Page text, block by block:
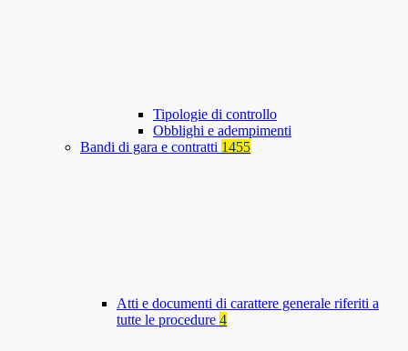
Tipologie di controllo
Obblighi e adempimenti
Bandi di gara e contratti 1455
Atti e documenti di carattere generale riferiti a
tutte le procedure 4